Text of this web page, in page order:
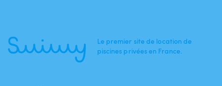
Le premier site de location de
piscines privées en France.